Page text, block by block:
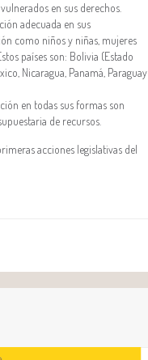
en sus derechos.
adecuada en sus
como niños y niñas, mujeres
países son: Bolivia (Estado
Nicaragua, Panamá, Paraguay
en todas sus formas son
de recursos.
acciones legislativas del